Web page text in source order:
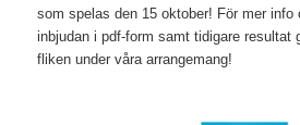
som spelas den 15 oktober! För mer info
inbjudan i pdf-form samt tidigare resultat
fliken under våra arrangemang!